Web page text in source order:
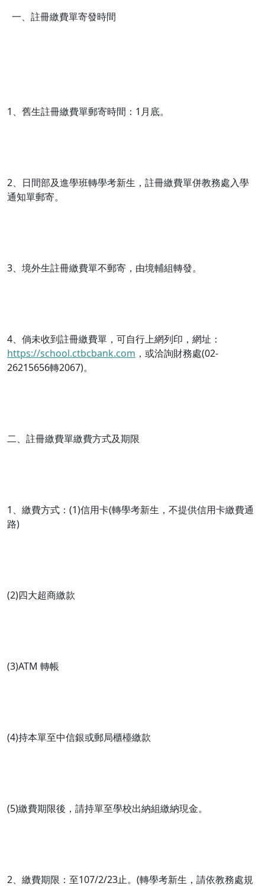
一、註冊繳費單寄發時間
1、舊生註冊繳費單郵寄時間：1月底。
2、日間部及進學班轉學考新生，註冊繳費單併教務處入學
通知單郵寄。
3、境外生註冊繳費單不郵寄，由境輔組轉發。
4、倘未收到註冊繳費單，可自行上網列印，網址：
https://school.ctbcbank.com ，或洽詢財務處(02-
26215656轉2067)。
二、註冊繳費單繳費方式及期限
1、繳費方式：(1)信用卡(轉學考新生，不提供信用卡繳費通
路)
(2)四大超商繳款
(3)ATM 轉帳
(4)持本單至中信銀或郵局櫃檯繳款
(5)繳費期限後，請持單至學校出納組繳納現金。
2、繳費期限：至107/2/23止。(轉學考新生，請依教務處規